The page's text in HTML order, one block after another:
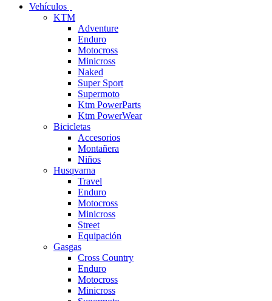
Vehículos
KTM
Adventure
Enduro
Motocross
Minicross
Naked
Super Sport
Supermoto
Ktm PowerParts
Ktm PowerWear
Bicicletas
Accesorios
Montañera
Niños
Husqvarna
Travel
Enduro
Motocross
Minicross
Street
Equipación
Gasgas
Cross Country
Enduro
Motocross
Minicross